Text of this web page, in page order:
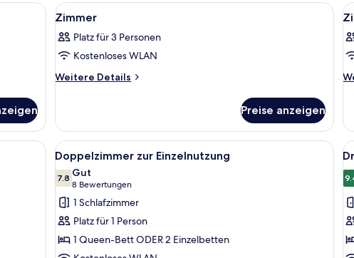
Schreibtisch, Stuhl, Spiegel und Kleiderschrank.
Alle
Fotos
für
Zimmer
anzeigen
Ein Hotelzimmer mit einem großen
8
Zimmer
Platz für 3 Personen
Kostenloses WLAN
Weitere Details
Weitere
Preise anzeigen
mit einem großen Bett, einem Holztisch, einer Lampe und einer Wasserflasche.
Alle
Fotos
für
Doppelzimmer
zur
Einzelnutzung
anzeigen
Ein modernes Hotelzimmer mit
10
Doppelzimmer zur Einzelnutzung
7.87.8 von 10
Gut
8 Bewertungen
(8
Bewertungen)
1 Schlafzimmer
Platz für 1 Person
1 Queen-Bett ODER 2 Einzelbetten